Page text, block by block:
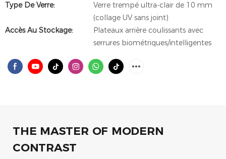
Type De Verre:
Verre trempé ultra-clair de 10 mm
(collage UV sans joint)
Accès Au Stockage:
Plateaux arrière coulissants avec
serrures biométriques/intelligentes
THE MASTER OF MODERN
CONTRAST